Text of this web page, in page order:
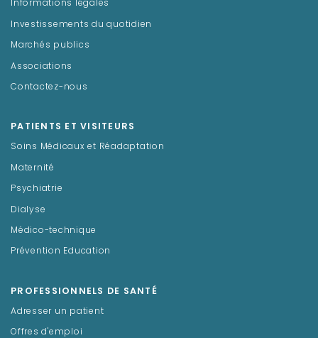
Informations légales
Investissements du quotidien
Marchés publics
Associations
Contactez-nous
PATIENTS ET VISITEURS
Soins Médicaux et Réadaptation
Maternité
Psychiatrie
Dialyse
Médico-technique
Prévention Education
PROFESSIONNELS DE SANTÉ
Adresser un patient
Offres d'emploi